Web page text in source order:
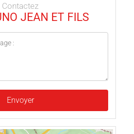
Contactez
JEAN ET FILS
Envoyer